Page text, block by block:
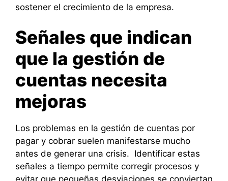
sostener el crecimiento de la empresa.
Señales que indican
que la gestión de
cuentas necesita
mejoras
Los problemas en la gestión de cuentas por
pagar y cobrar suelen manifestarse mucho
antes de generar una crisis. Identificar estas
señales a tiempo permite corregir procesos y